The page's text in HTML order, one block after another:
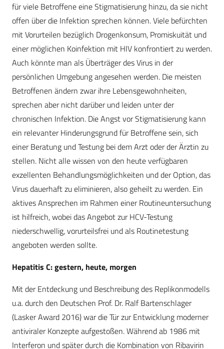
für viele Betroffene eine Stigmatisierung hinzu, da sie nicht
offen über die Infektion sprechen können. Viele befürchten
mit Vorurteilen bezüglich Drogenkonsum, Promiskuität und
einer möglichen Koinfektion mit HIV konfrontiert zu werden.
Auch könnte man als Überträger des Virus in der
persönlichen Umgebung angesehen werden. Die meisten
Betroffenen ändern zwar ihre Lebensgewohnheiten,
sprechen aber nicht darüber und leiden unter der
chronischen Infektion. Die Angst vor Stigmatisierung kann
ein relevanter Hinderungsgrund für Betroffene sein, sich
einer Beratung und Testung bei dem Arzt oder der Ärztin zu
stellen. Nicht alle wissen von den heute verfügbaren
exzellenten Behandlungsmöglichkeiten und der Option, das
Virus dauerhaft zu eliminieren, also geheilt zu werden. Ein
aktives Ansprechen im Rahmen einer Routineuntersuchung
ist hilfreich, wobei das Angebot zur HCV-Testung
niederschwellig, vorurteilsfrei und als Routinetestung
angeboten werden sollte.
Hepatitis C: gestern, heute, morgen
Mit der Entdeckung und Beschreibung des Replikonmodells
u.a. durch den Deutschen Prof. Dr. Ralf Bartenschlager
(Lasker Award 2016) war die Tür zur Entwicklung moderner
antiviraler Konzepte aufgestoßen. Während ab 1986 mit
Interferon und später durch die Kombination von Ribavirin